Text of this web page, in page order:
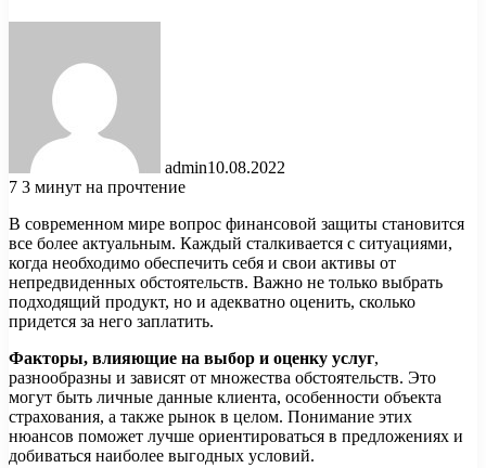
admin10.08.2022
7 3 минут на прочтение
В современном мире вопрос финансовой защиты становится
все более актуальным. Каждый сталкивается с ситуациями,
когда необходимо обеспечить себя и свои активы от
непредвиденных обстоятельств. Важно не только выбрать
подходящий продукт, но и адекватно оценить, сколько
придется за него заплатить.
Факторы, влияющие на выбор и оценку услуг,
разнообразны и зависят от множества обстоятельств. Это
могут быть личные данные клиента, особенности объекта
страхования, а также рынок в целом. Понимание этих
нюансов поможет лучше ориентироваться в предложениях и
добиваться наиболее выгодных условий.